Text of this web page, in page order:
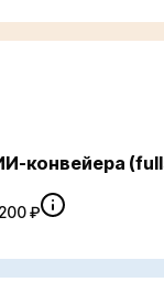
конвейера
₽